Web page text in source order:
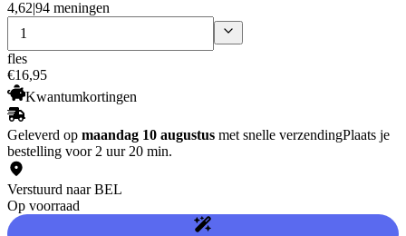
4,62|94 meningen
fles
€16,95
Kwantumkortingen
Geleverd op maandag 10 augustus met snelle verzendingPlaats je
bestelling voor 2 uur 20 min.
Verstuurd naar BEL
Op voorraad